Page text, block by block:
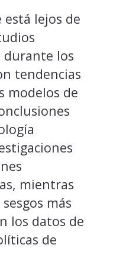
está lejos de
durante los
tendencias
modelos de
mientras
más
los datos de
de